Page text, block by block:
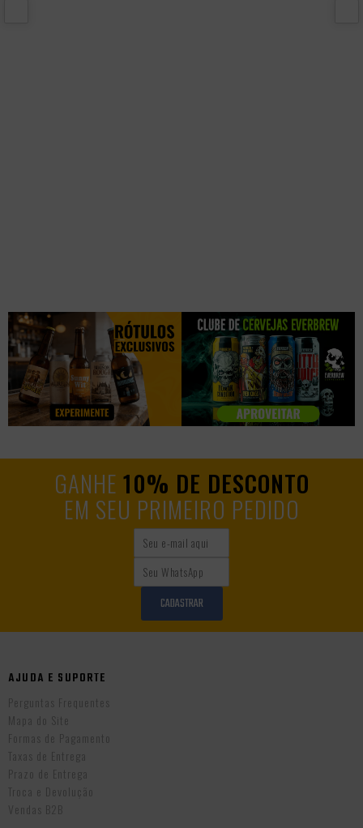
GANHE 10% DE DESCONTO
EM SEU PRIMEIRO PEDIDO
CADASTRAR
AJUDA E SUPORTE
Perguntas Frequentes
Mapa do Site
Formas de Pagamento
Taxas de Entrega
Prazo de Entrega
Troca e Devolução
Vendas B2B